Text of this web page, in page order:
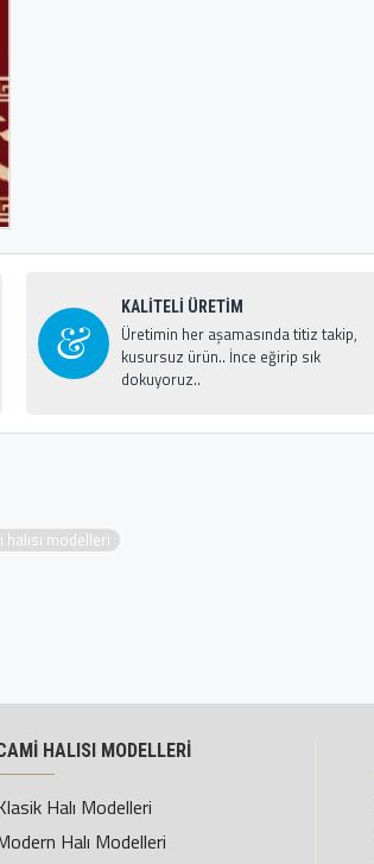
KALİTELİ ÜRETİM
Üretimin her aşamasında titiz takip,
kusursuz ürün.. İnce eğirip sık
dokuyoruz..
halısı modelleri
HALISI MODELLERİ
Halı Modelleri
Halı Modelleri